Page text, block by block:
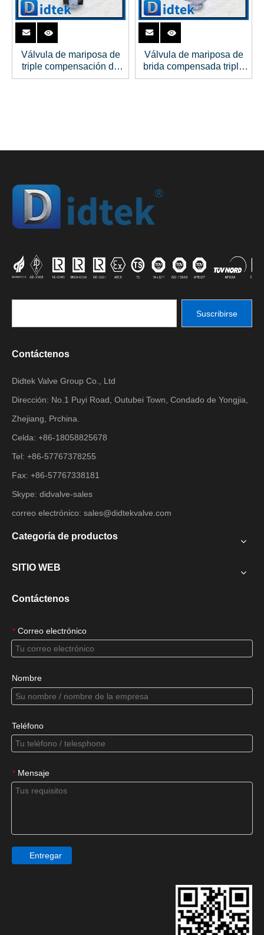
Válvula de mariposa de
triple compensación de
acero inoxidable de alta
Válvula de mariposa de
brida compensada triple
con brida WCB de anillo
Suscribirse
Contáctenos
Didtek Valve Group Co., Ltd
Dirección: No.1 Puyi Road, Outubei Town, Condado de Yongjia,
Zhejiang, Prchina.
Celda: +86-18058825678
Tel: +86-57767378255
Fax: +86-57767338181
Skype: didvalve-sales
correo electrónico: sales@didtekvalve.com
Categoría de productos
SITIO WEB
Contáctenos
* Correo electrónico
Nombre
Teléfono
* Mensaje
Entregar